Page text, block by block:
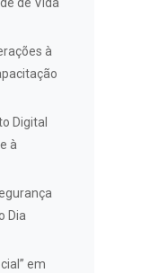
à
Digital
à
Dia
em